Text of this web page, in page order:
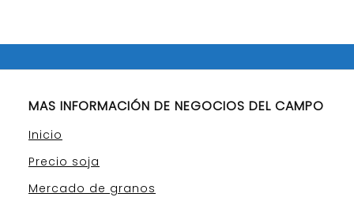
MAS INFORMACIÓN DE NEGOCIOS DEL CAMPO
Inicio
Precio soja
Mercado de granos